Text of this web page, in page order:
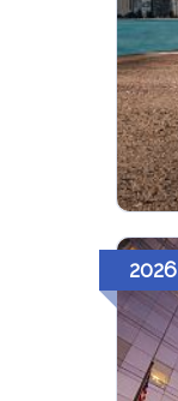
2026